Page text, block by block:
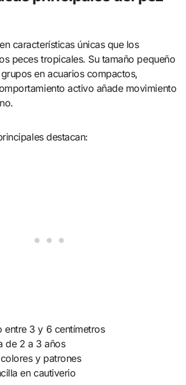
características únicas que los
peces tropicales. Su tamaño pequeño
en acuarios compactos,
activo añade movimiento
destacan:
entre 3 y 6 centímetros
de 2 a 3 años
y patrones
en cautiverio